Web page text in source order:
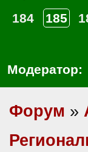
184
185
Модератор:
Форум »